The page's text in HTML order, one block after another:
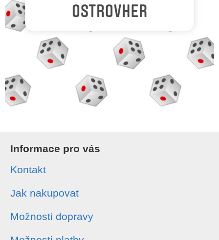
Informace pro vás
Kontakt
Jak nakupovat
Možnosti dopravy